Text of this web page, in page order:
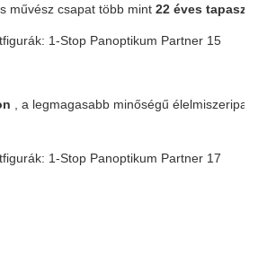
művész csapat több mint 22 éves
, a legmagasabb minőségű élelmiszeripari